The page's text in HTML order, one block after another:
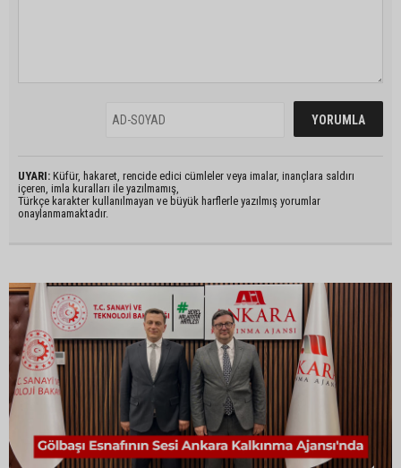
UYARI: Küfür, hakaret, rencide edici cümleler veya imalar, inançlara saldırı
içeren, imla kuralları ile yazılmamış,
Türkçe karakter kullanılmayan ve büyük harflerle yazılmış yorumlar
onaylanmamaktadır.